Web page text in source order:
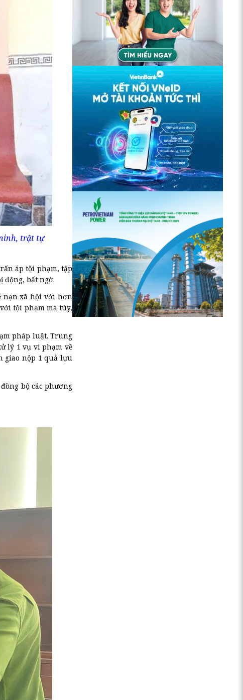
trật tự
áp tội phạm, tập
động, bất ngờ.
nạn xã hội với hơn
tội phạm ma túy,
pháp luật. Trung
lý 1 vụ vi phạm về
giao nộp 1 quả lựu
bộ các phương